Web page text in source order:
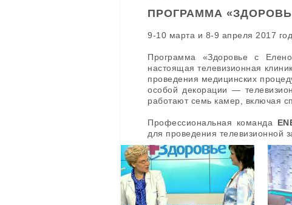
ПРОГРАММА
9-10 марта и 8-9 апреля 2017
Программа «Здоровье с
настоящая телевизионная
проведения медицинских
особой декорации —
работают семь камер, включая
Профессиональная команда
для проведения телевизионной